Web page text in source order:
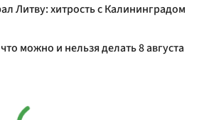
Литву: хитрость с Калининградом
можно и нельзя делать 8 августа